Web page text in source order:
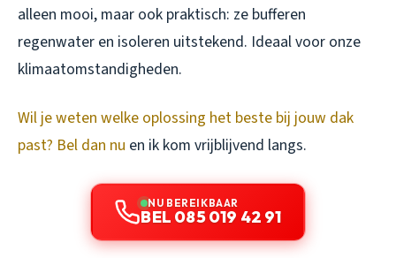
alleen mooi, maar ook praktisch: ze bufferen
regenwater en isoleren uitstekend. Ideaal voor onze
klimaatomstandigheden.
Wil je weten welke oplossing het beste bij jouw dak
past? Bel dan nu en ik kom vrijblijvend langs.
NU BEREIKBAAR
BEL 085 019 42 91